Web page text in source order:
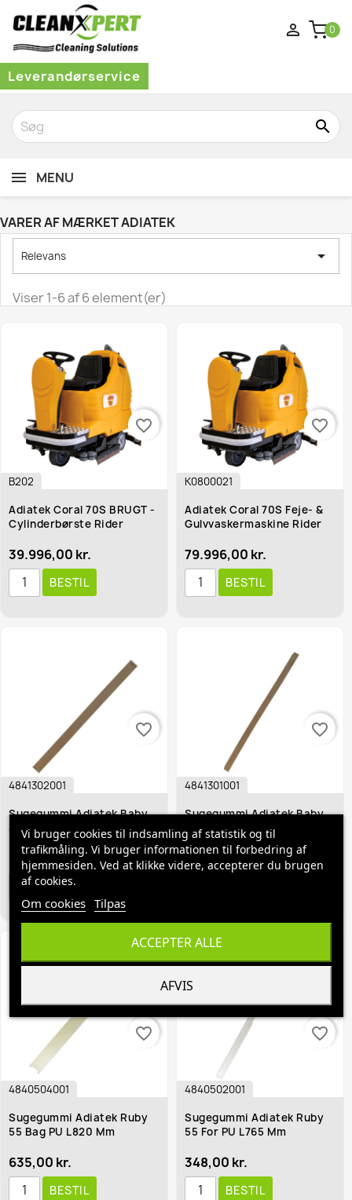
0

Leverandørservice
search
MENU
VARER AF MÆRKET ADIATEK
Relevans 
Viser 1-6 af 6 element(er)
B202
Adiatek Coral 70S BRUGT -
Cylinderbørste Rider
39.996,00 kr.
BESTIL
favorite_border
K0800021
Adiatek Coral 70S Feje- &
Gulvvaskermaskine Rider
79.996,00 kr.
BESTIL
favorite_border
4841302001
Sugegummi Adiatek Baby
43 Bag PA L707 Mm
235,00 kr.
BESTIL
favorite_border
4841301001
Sugegummi Adiatek Baby
43 Frem PA L650 Mm
215,00 kr.
favorite_border
4840504001
Sugegummi Adiatek Ruby
55 Bag PU L820 Mm
635,00 kr.
BESTIL
favorite_border
4840502001
Sugegummi Adiatek Ruby
55 For PU L765 Mm
348,00 kr.
BESTIL
favorite_border
Vi bruger cookies til indsamling af statistik og til
trafikmåling. Vi bruger informationen til forbedring af
hjemmesiden. Ved at klikke videre, accepterer du brugen
af cookies.
Om cookies Tilpas
AFVIS
ACCEPTER ALLE